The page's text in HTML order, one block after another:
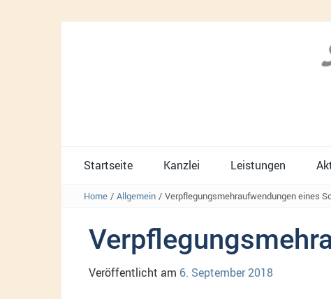
Startseite Kanzlei Leistungen
Home / Allgemein / Verpflegungsmehraufwendungen eines
Veröffentlicht am 6. September 2018